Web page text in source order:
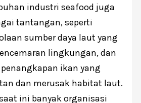
industri seafood juga
tantangan, seperti
sumber daya laut yang
lingkungan, dan
ikan yang
dan merusak habitat laut.
ini banyak organisasi